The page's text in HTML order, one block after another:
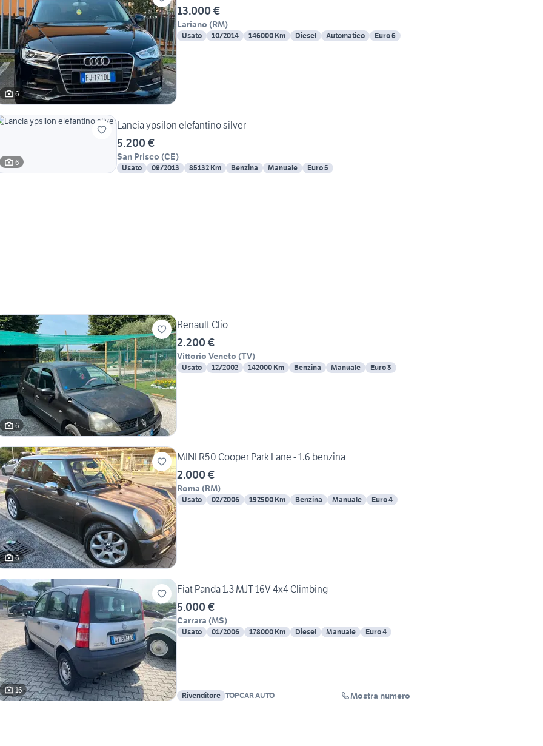
6
13.000 €
Lariano (RM)
Usato 10/2014 146000 Km Diesel Automatico Euro 6
6
Lancia ypsilon elefantino silver
5.200 €
San Prisco (CE)
Usato 09/2013 85132 Km Benzina Manuale Euro 5
6
Renault Clio
2.200 €
Vittorio Veneto (TV)
Usato 12/2002 142000 Km Benzina Manuale Euro 3
6
MINI R50 Cooper Park Lane - 1.6 benzina
2.000 €
Roma (RM)
Usato 02/2006 192500 Km Benzina Manuale Euro 4
16
Fiat Panda 1.3 MJT 16V 4x4 Climbing
5.000 €
Carrara (MS)
Usato 01/2006 178000 Km Diesel Manuale Euro 4
Rivenditore TOPCAR AUTO Mostra numero